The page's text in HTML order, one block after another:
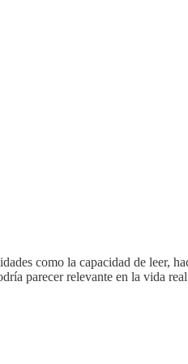
como la capacidad de leer,
parecer relevante en la vida